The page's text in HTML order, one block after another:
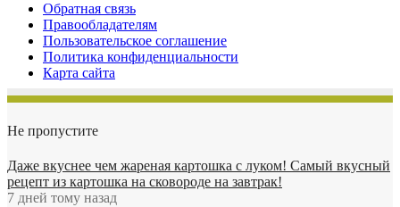
Обратная связь
Правообладателям
Пользовательское соглашение
Политика конфиденциальности
Карта сайта
Не пропустите
Даже вкуснее чем жареная картошка с луком! Самый вкусный
рецепт из картошка на сковороде на завтрак!
7 дней тому назад